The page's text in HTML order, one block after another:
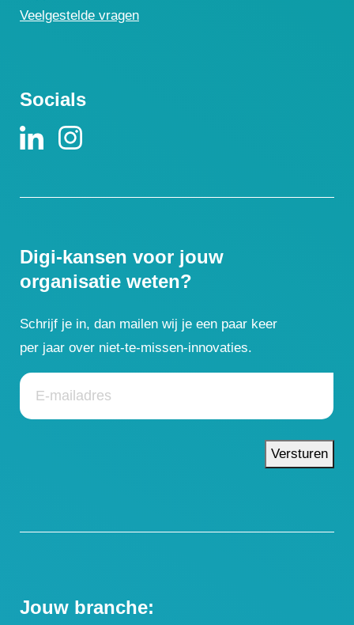
Veelgestelde vragen
Socials
Digi-kansen voor jouw
organisatie weten?
Schrijf je in, dan mailen wij je een paar keer
per jaar over niet-te-missen-innovaties.
Versturen
Jouw branche: